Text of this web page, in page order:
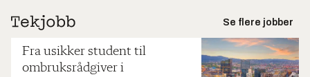
Se flere jobber
Fra usikker student til
ombruksrådgiver i